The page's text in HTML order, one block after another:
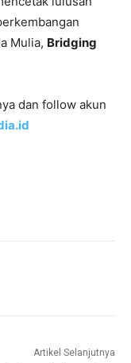
Mulia, Bridging
dan follow akun
Artikel Selanjutnya